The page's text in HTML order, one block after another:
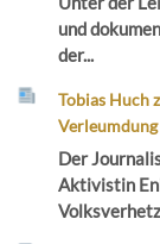
und
der...
Tobias Huch
Verleumdung
Der
Aktivistin